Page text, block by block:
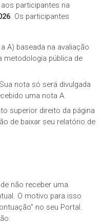
participantes na
. Os participantes
A) baseada na avaliação
metodologia pública de
nota só será divulgada
uma nota A.
superior direito da página
de baixar seu relatório de
não receber uma
O motivo para isso
no seu Portal.